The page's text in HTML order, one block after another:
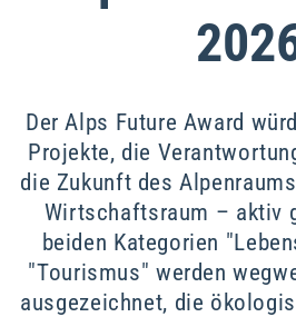
Der Alps Future Award
Projekte, die
die Zukunft des
Wirtschaftsraum – aktiv
beiden Kategorien
"Tourismus" werden
ausgezeichnet, die